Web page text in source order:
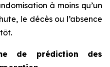
à moins qu’un
le décès ou l’absence
de prédiction des